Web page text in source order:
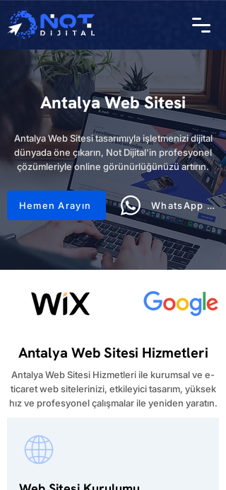
Antalya Web Sitesi
Antalya Web Sitesi tasarımıyla işletmenizi dijital
dünyada öne çıkarın, Not Dijital'in profesyonel
çözümleriyle online görünürlüğünüzü artırın.
Hemen Arayın WhatsApp Hattı
Antalya Web Sitesi Hizmetleri
Antalya Web Sitesi Hizmetleri ile kurumsal ve e-
ticaret web sitelerinizi, etkileyici tasarım, yüksek
hız ve profesyonel çalışmalar ile yeniden yaratın.